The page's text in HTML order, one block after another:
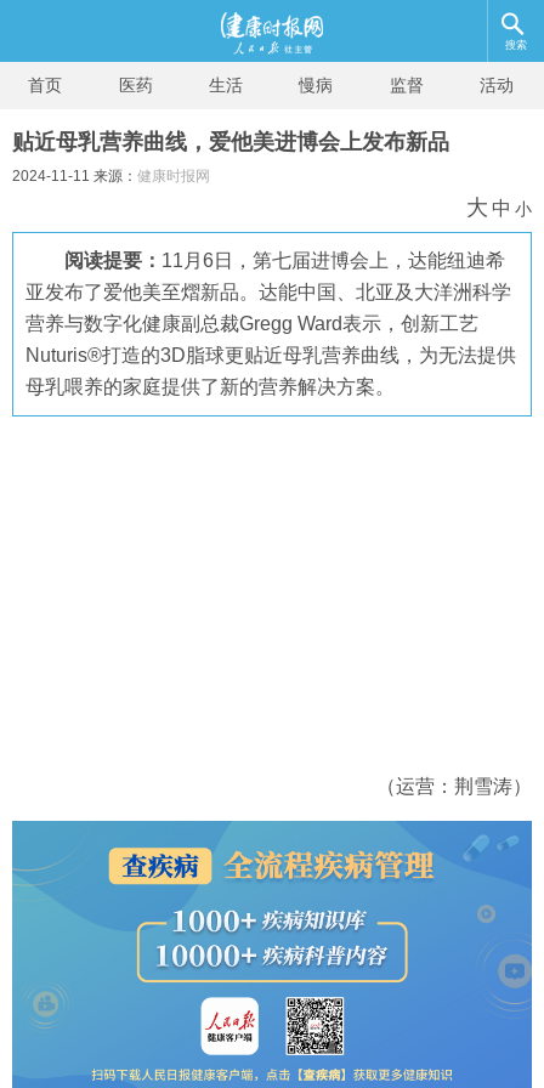
搜索
首页 医药 生活 慢病 监督 活动
贴近母乳营养曲线，爱他美进博会上发布新品
2024-11-11 来源： 健康时报网
大 中 小
阅读提要： 11月6日，第七届进博会上，达能纽迪希
亚发布了爱他美至熠新品。达能中国、北亚及大洋洲科学
营养与数字化健康副总裁Gregg Ward表示，创新工艺
Nuturis®打造的3D脂球更贴近母乳营养曲线，为无法提供
母乳喂养的家庭提供了新的营养解决方案。
（运营：荆雪涛）